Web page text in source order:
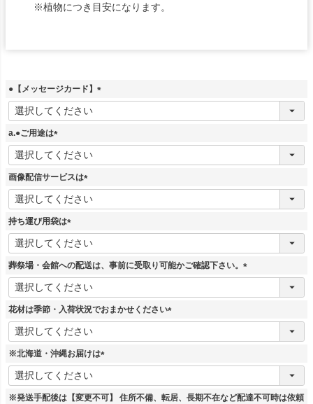
※植物につき目安になります。
●【メッセージカード】
(
a.●ご用途は
(
必
須
画像配信サービスは
(
必
持ち運び用袋は
(
必
須
葬祭場・会館への配送は、事前に受取り可能かご確認下さい。
(
花材は季節・入荷状況でおまかせください
(
※北海道・沖縄お届けは
(
須
※発送手配後は【変更不可】 住所不備、転居、長期不在など配達不可時は依頼